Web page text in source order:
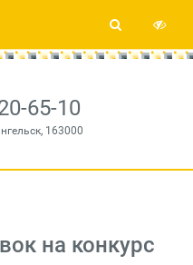
65-10
163000
на конкурс